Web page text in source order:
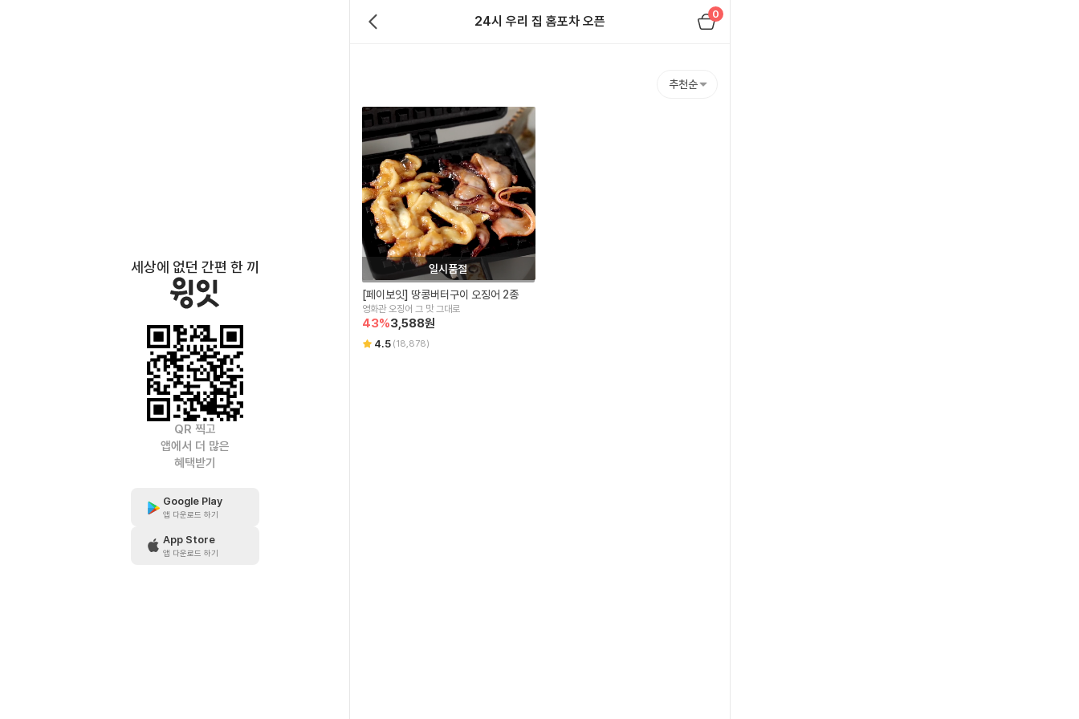
세상에 없던 간편 한 끼
QR 찍고
앱에서 더 많은
혜택받기
Google Play
앱 다운로드 하기
App Store
앱 다운로드 하기
24시 우리 집 홈포차 오픈 0
추천순
일시품절
[페이보잇] 땅콩버터구이 오징어 2종
영화관 오징어 그 맛 그대로
43%3,588원
4.5 (18,878)